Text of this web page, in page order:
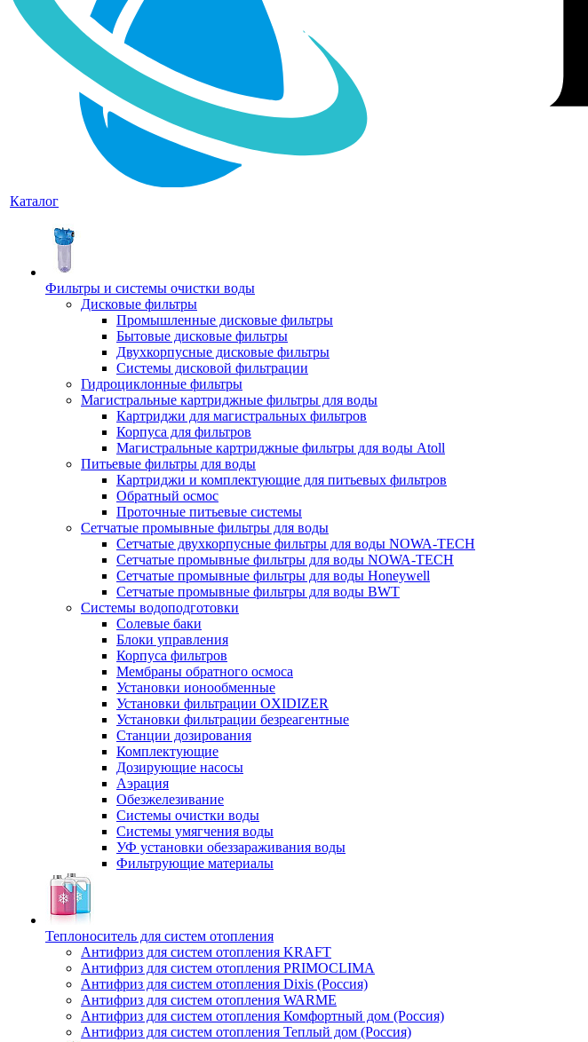
Каталог
Фильтры и системы очистки воды
Дисковые фильтры
Промышленные дисковые фильтры
Бытовые дисковые фильтры
Двухкорпусные дисковые фильтры
Системы дисковой фильтрации
Гидроциклонные фильтры
Магистральные картриджные фильтры для воды
Картриджи для магистральных фильтров
Корпуса для фильтров
Магистральные картриджные фильтры для воды Atoll
Питьевые фильтры для воды
Картриджи и комплектующие для питьевых фильтров
Обратный осмос
Проточные питьевые системы
Сетчатые промывные фильтры для воды
Сетчатые двухкорпусные фильтры для воды NOWA-TECH
Сетчатые промывные фильтры для воды NOWA-TECH
Сетчатые промывные фильтры для воды Honeywell
Сетчатые промывные фильтры для воды BWT
Системы водоподготовки
Солевые баки
Блоки управления
Корпуса фильтров
Мембраны обратного осмоса
Установки ионообменные
Установки фильтрации OXIDIZER
Установки фильтрации безреагентные
Станции дозирования
Комплектующие
Дозирующие насосы
Аэрация
Обезжелезивание
Системы очистки воды
Системы умягчения воды
УФ установки обеззараживания воды
Фильтрующие материалы
Теплоноситель для систем отопления
Антифриз для систем отопления KRAFT
Антифриз для систем отопления PRIMOCLIMA
Антифриз для систем отопления Dixis (Россия)
Антифриз для систем отопления WARME
Антифриз для систем отопления Комфортный дом (Россия)
Антифриз для систем отопления Теплый дом (Россия)